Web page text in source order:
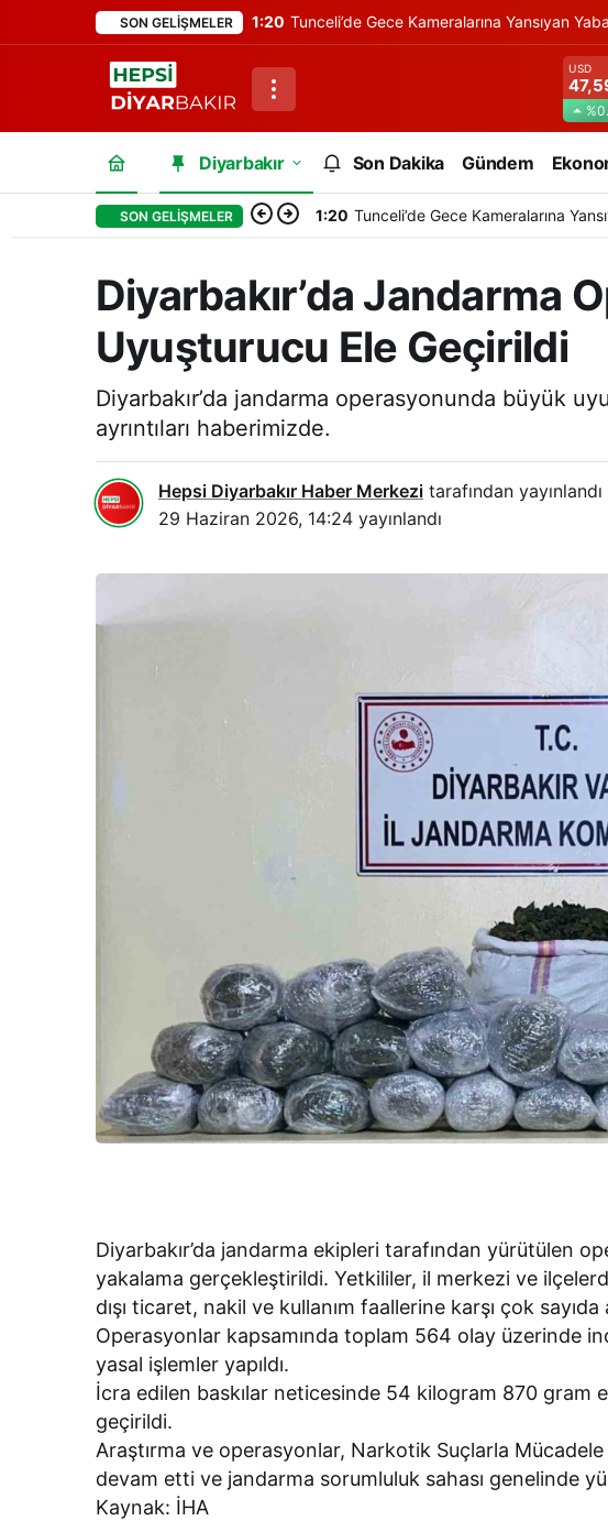
SON GELIŞMELER 1:20 Tunceli’de Gece Kameralarına Yansıyan
USD
Diyarbakır Son Dakika Gündem
SON GELIŞMELER 1:20 Tunceli’de Gece Kameralarına
Diyarbakır’da Jandarma
Uyuşturucu Ele Geçirildi
Diyarbakır’da jandarma operasyonunda büyük
ayrıntıları haberimizde.
Hepsi Diyarbakır Haber Merkezi tarafından yayınlandı
29 Haziran 2026, 14:24 yayınlandı
Diyarbakır’da jandarma ekipleri tarafından yürütülen
yakalama gerçekleştirildi. Yetkililer, il merkezi ve
dışı ticaret, nakil ve kullanım faallerine karşı çok sayıda
Operasyonlar kapsamında toplam 564 olay üzerinde
yasal işlemler yapıldı.
İcra edilen baskılar neticesinde 54 kilogram 870 gram
geçirildi.
Araştırma ve operasyonlar, Narkotik Suçlarla
devam etti ve jandarma sorumluluk sahası genelinde
Kaynak: İHA